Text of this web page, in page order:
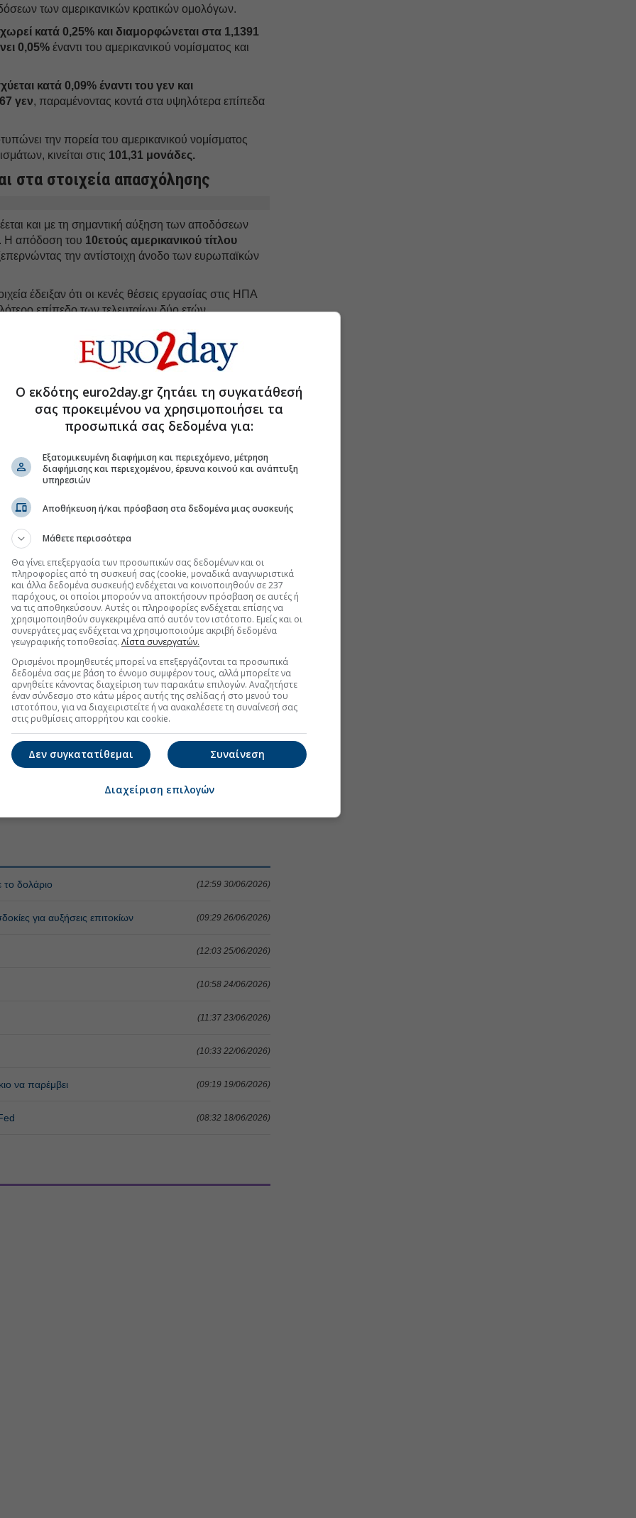
των αμερικανικών κρατικών ομολόγων.
κατά 0,25% και διαμορφώνεται στα 1,1391
0,05%έναντι του αμερικανικού νομίσματος και
κατά 0,09% έναντι του γεν και
γεν, παραμένοντας κοντά στα υψηλότερα επίπεδα
την πορεία του αμερικανικού νομίσματος
κινείται στις 101,31 μονάδες.
στα στοιχεία απασχόλησης
και με τη σημαντική αύξηση των αποδόσεων
Η απόδοση του 10ετούς αμερικανικού τίτλου
την αντίστοιχη άνοδο των ευρωπαϊκών
έδειξαν ότι οι κενές θέσεις εργασίας στις ΗΠΑ
επίπεδο των τελευταίων δύο ετών,
περαιτέρω σύσφιξη της νομισματικής πολιτικής.
της CME, οι αγορές αποτιμούν πλέον σε67
από τη Fed τον Σεπτέμβριο, έναντι μόλις
πλέον στα στοιχεία για τις νέες θέσεις
δηλώσεις που αναμένεται να κάνει αργότερα ο
στο φόρουμ της Ευρωπαϊκής Κεντρικής
στο Discover
δολάριο (12:59 30/06/2026)
για αυξήσεις επιτοκίων (09:29 26/06/2026)
(12:03 25/06/2026)
(10:58 24/06/2026)
(11:37 23/06/2026)
(10:33 22/06/2026)
να παρέμβει (09:19 19/06/2026)
(08:32 18/06/2026)
Ο εκδότης euro2day.gr ζητάει τη συγκατάθεσή
σας προκειμένου να χρησιμοποιήσει τα
προσωπικά σας δεδομένα για:
Εξατομικευμένη διαφήμιση και περιεχόμενο, μέτρηση
διαφήμισης και περιεχομένου, έρευνα κοινού και ανάπτυξη
υπηρεσιών
Αποθήκευση ή/και πρόσβαση στα δεδομένα μιας συσκευής
Μάθετε περισσότερα
Θα γίνει επεξεργασία των προσωπικών σας δεδομένων και οι
πληροφορίες από τη συσκευή σας (cookie, μοναδικά αναγνωριστικά
και άλλα δεδομένα συσκευής) ενδέχεται να κοινοποιηθούν σε 237
παρόχους, οι οποίοι μπορούν να αποκτήσουν πρόσβαση σε αυτές ή
να τις αποθηκεύσουν. Αυτές οι πληροφορίες ενδέχεται επίσης να
χρησιμοποιηθούν συγκεκριμένα από αυτόν τον ιστότοπο. Εμείς και οι
συνεργάτες μας ενδέχεται να χρησιμοποιούμε ακριβή δεδομένα
γεωγραφικής τοποθεσίας. Λίστα συνεργατών.
Ορισμένοι προμηθευτές μπορεί να επεξεργάζονται τα προσωπικά
δεδομένα σας με βάση το έννομο συμφέρον τους, αλλά μπορείτε να
αρνηθείτε κάνοντας διαχείριση των παρακάτω επιλογών. Αναζητήστε
έναν σύνδεσμο στο κάτω μέρος αυτής της σελίδας ή στο μενού του
ιστοτόπου, για να διαχειριστείτε ή να ανακαλέσετε τη συναίνεσή σας
στις ρυθμίσεις απορρήτου και cookie.
Συναίνεση
Δεν συγκατατίθεμαι
Διαχείριση επιλογών